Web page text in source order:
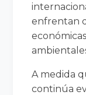
enfrentan
A medida
continúa